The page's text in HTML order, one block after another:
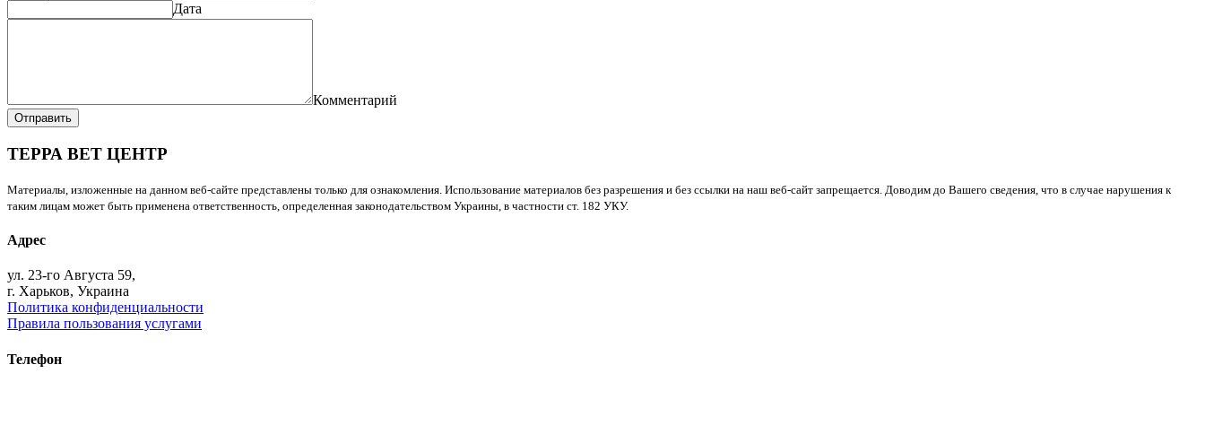
Дата
Комментарий
Отправить
ТЕРРА ВЕТ ЦЕНТР
Материалы, изложенные на данном веб-сайте представлены только для ознакомления. Использование материалов без разрешения и без ссылки на наш веб-сайт запрещается. Доводим до Вашего сведения, что в случае нарушения к
таким лицам может быть применена ответственность, определенная законодательством Украины, в частности ст. 182 УКУ.
Адрес
ул. 23-го Августа 59,
г. Харьков, Украина
Политика конфиденциальности
Правила пользования услугами
Телефон